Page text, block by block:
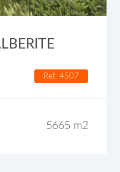
Ref. 4507
5665 m2